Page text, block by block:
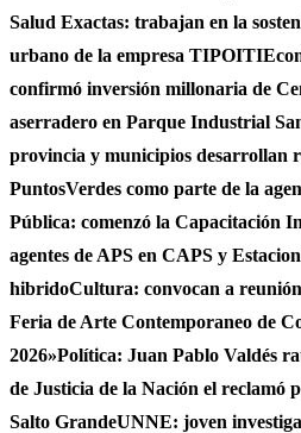
Salud Exactas: trabajan en la
urbano de la empresa TIPOITI
confirmó inversión millonaria de
aserradero en Parque Industrial
provincia y municipios desarrollan
PuntosVerdes como parte de la
Pública: comenzó la Capacitación
agentes de APS en CAPS y
hibridoCultura: convocan a
Feria de Arte Contemporaneo de
2026»Política: Juan Pablo Valdés
de Justicia de la Nación el reclamó
Salto GrandeUNNE: joven